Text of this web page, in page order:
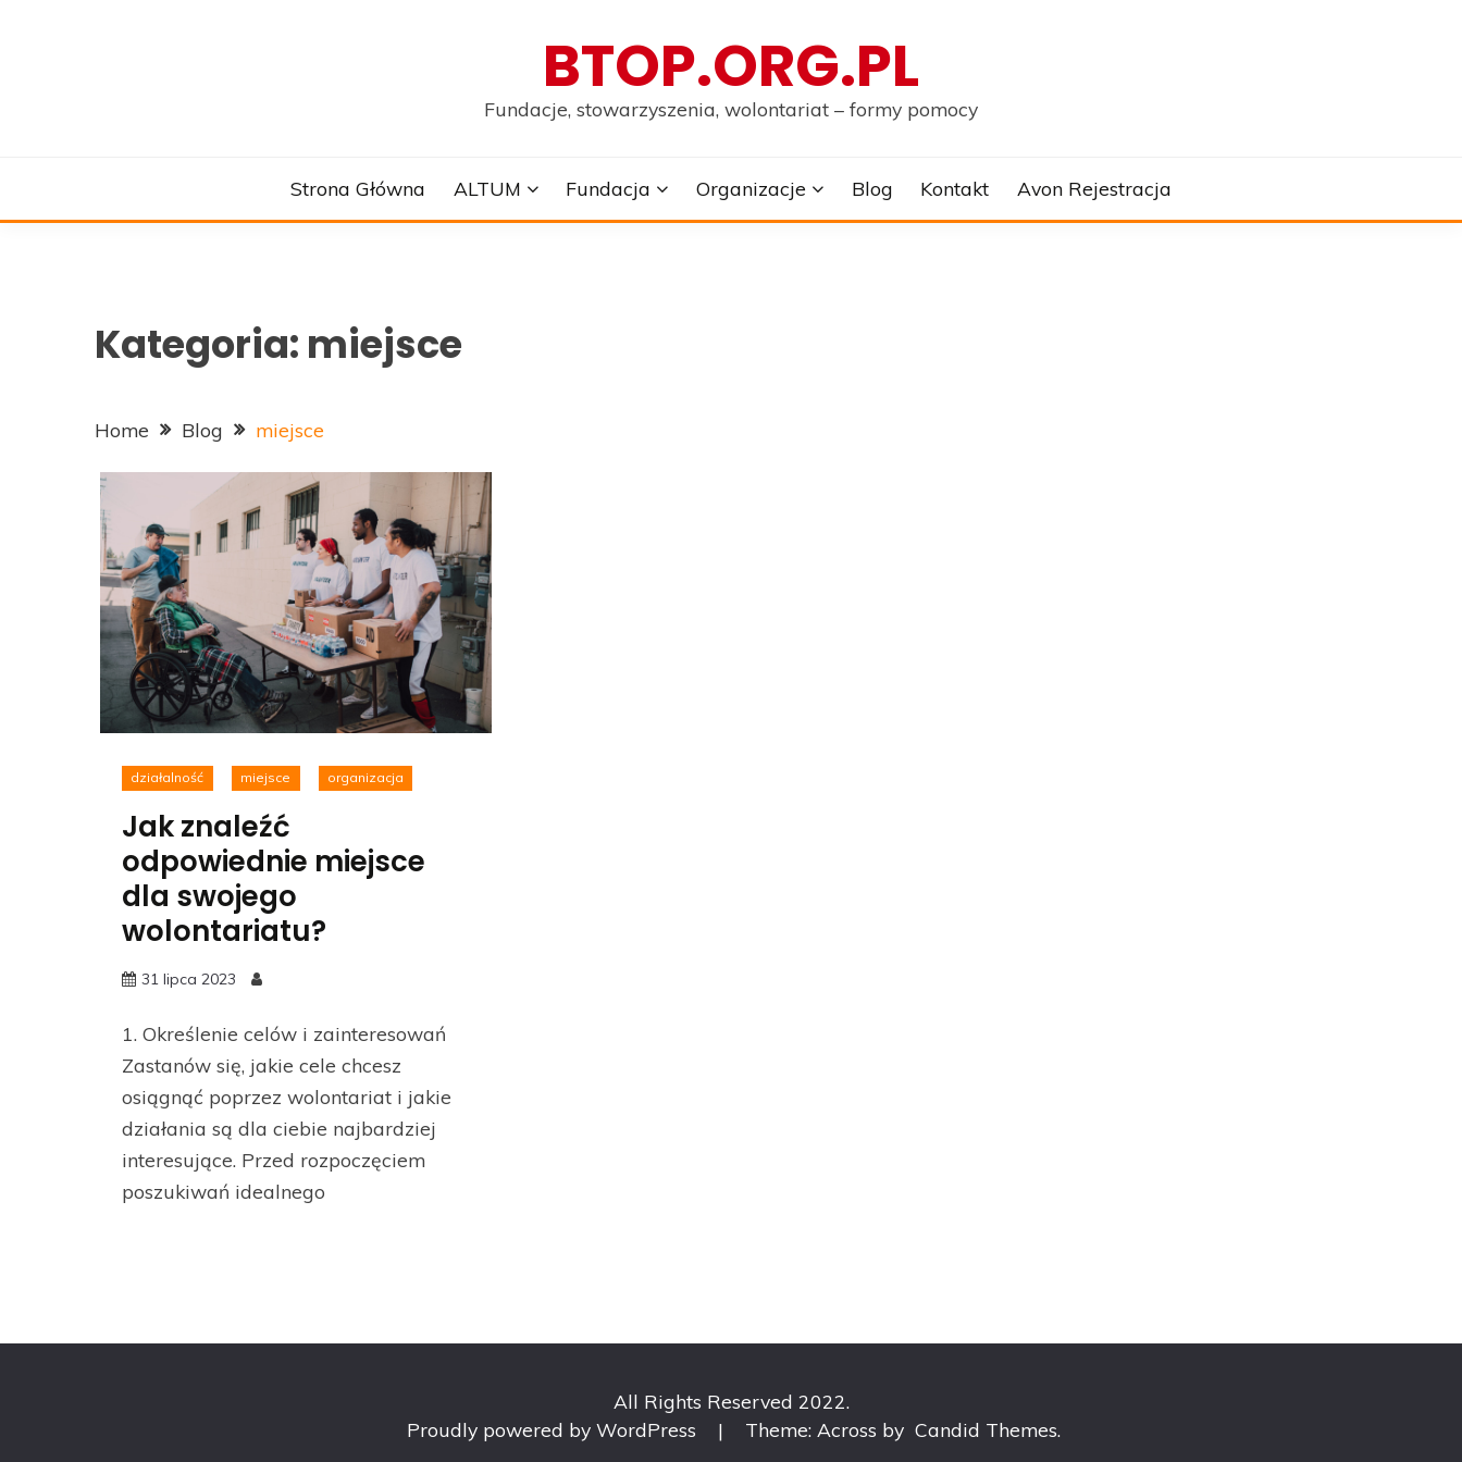
BTOP.ORG.PL
Fundacje, stowarzyszenia, wolontariat – formy pomocy
Strona Główna ALTUM Fundacja Organizacje Blog Kontakt Avon Rejestracja
Kategoria: miejsce
Home Blog miejsce
działalność miejsce organizacja
Jak znaleźć
odpowiednie miejsce
dla swojego
wolontariatu?
31 lipca 2023
1. Określenie celów i zainteresowań
Zastanów się, jakie cele chcesz
osiągnąć poprzez wolontariat i jakie
działania są dla ciebie najbardziej
interesujące. Przed rozpoczęciem
poszukiwań idealnego
All Rights Reserved 2022.
Proudly powered by WordPress
| Theme: Across by Candid Themes.